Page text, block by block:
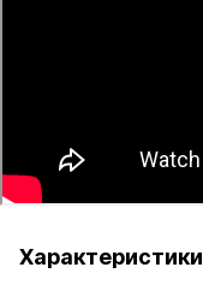
Характеристики